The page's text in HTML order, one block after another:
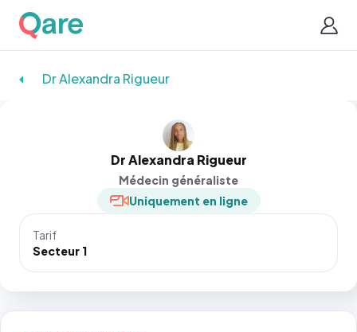
Dr Alexandra Rigueur
Dr Alexandra Rigueur
Médecin généraliste
Uniquement en ligne
Tarif
Secteur 1